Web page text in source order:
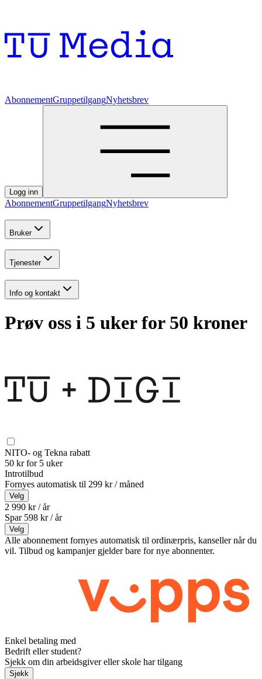
AbonnementGruppetilgangNyhetsbrev
Logg inn
AbonnementGruppetilgangNyhetsbrev
Bruker
Tjenester
Info og kontakt
Prøv oss i 5 uker for 50 kroner
NITO- og Tekna rabatt
50 kr for 5 uker
Introtilbud
Fornyes automatisk til 299 kr / måned
Velg
2 990 kr / år
Spar 598 kr /år
Velg
Alle abonnement fornyes automatisk til ordinærpris, kanseller når du
vil. Tilbud og kampanjer gjelder bare for nye abonnenter.
Enkel betaling med
Bedrift eller student?
Sjekk om din arbeidsgiver eller skole har tilgang
Sjekk